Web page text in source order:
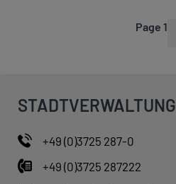
Page 1
STADTVERWALTUNG
+49 (0)3725 287-0
+49 (0)3725 287222